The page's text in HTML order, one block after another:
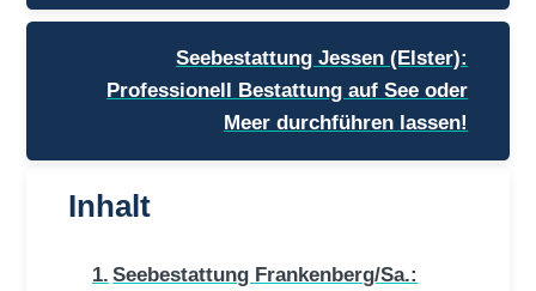
Seebestattung Jessen (Elster):
Professionell Bestattung auf See oder
Meer durchführen lassen!
Inhalt
Seebestattung Frankenberg/Sa.: